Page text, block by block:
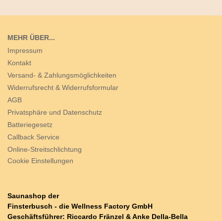
MEHR ÜBER...
Impressum
Kontakt
Versand- & Zahlungsmöglichkeiten
Widerrufsrecht & Widerrufsformular
AGB
Privatsphäre und Datenschutz
Batteriegesetz
Callback Service
Online-Streitschlichtung
Cookie Einstellungen
Saunashop der
Finsterbusch - die Wellness Factory GmbH
Geschäftsführer: Riccardo Fränzel & Anke Della-Bella